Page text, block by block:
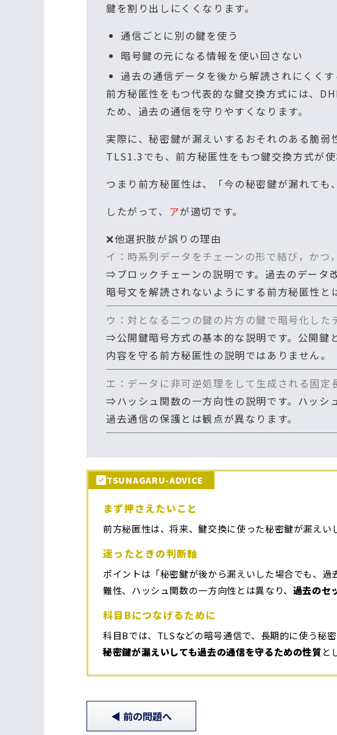
鍵を割り出しにくくなります。
通信ごとに別の鍵を使う
暗号鍵の元になる情報を使い回さない
過去の通信データを後から解読されにくくす
前方秘匿性をもつ代表的な鍵交換方式には、
ため、過去の通信を守りやすくなります。
実際に、秘密鍵が漏えいするおそれのある脆弱
TLS1.3でも、前方秘匿性をもつ鍵交換方式が使
つまり前方秘匿性は、「今の秘密鍵が漏れても
したがって、 アが適切です。
❌他選択肢が誤りの理由
イ：時系列データをチェーンの形で結び，かつ
⇒ブロックチェーンの説明です。過去のデータ
暗号文を解読されないようにする前方秘匿性と
ウ：対となる二つの鍵の片方の鍵で暗号化した
⇒公開鍵暗号方式の基本的な説明です。公開鍵
内容を守る前方秘匿性の説明ではありません。
エ：データに非可逆処理をして生成される固定
⇒ハッシュ関数の一方向性の説明です。ハッシ
過去通信の保護とは観点が異なります。
TSUNAGARU-ADVICE
まず押さえたいこと
前方秘匿性は、将来、鍵交換に使った秘密鍵が漏えい
迷ったときの判断軸
ポイントは「秘密鍵が後から漏えいした場合でも、
難性、ハッシュ関数の一方向性とは異なり、 過去のセ
科目Bにつなげるために
科目Bでは、TLSなどの暗号通信で、長期的に使う秘
秘密鍵が漏えいしても過去の通信を守るための性質と
前の問題へ